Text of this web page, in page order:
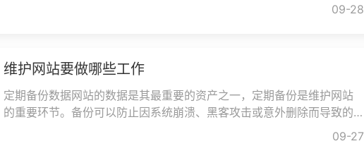
09-28
维护网站要做哪些工作
定期备份数据网站的数据是其最重要的资产之一，定期备份是维护网站
的重要环节。备份可以防止因系统崩溃、黑客攻击或意外删除而导致的
09-27